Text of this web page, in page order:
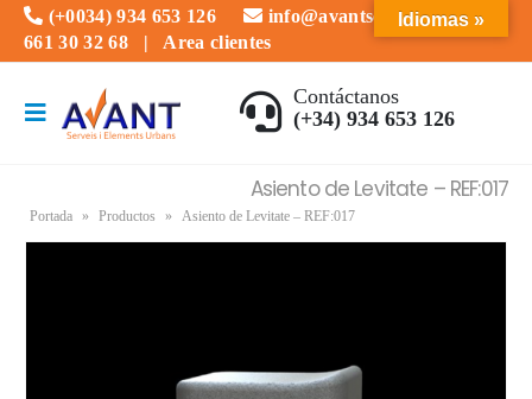
(+0034) 934 653 126
info@avantserveis.com
661 30 32 68 | Area clientes
Contáctanos
(+34) 934 653 126
Asiento de Levitate – REF:017
Portada » Productos » Asiento de Levitate – REF:017
Idiomas »